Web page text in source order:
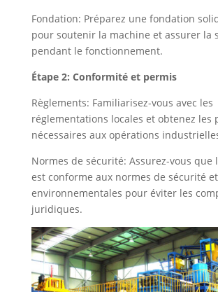
Fondation: Préparez une fondation
pour soutenir la machine et assurer la
pendant le fonctionnement.
Étape 2: Conformité et permis
Règlements: Familiarisez-vous avec les
réglementations locales et obtenez les
nécessaires aux opérations
Normes de sécurité: Assurez-vous que
est conforme aux normes de sécurité et
environnementales pour éviter les
juridiques.